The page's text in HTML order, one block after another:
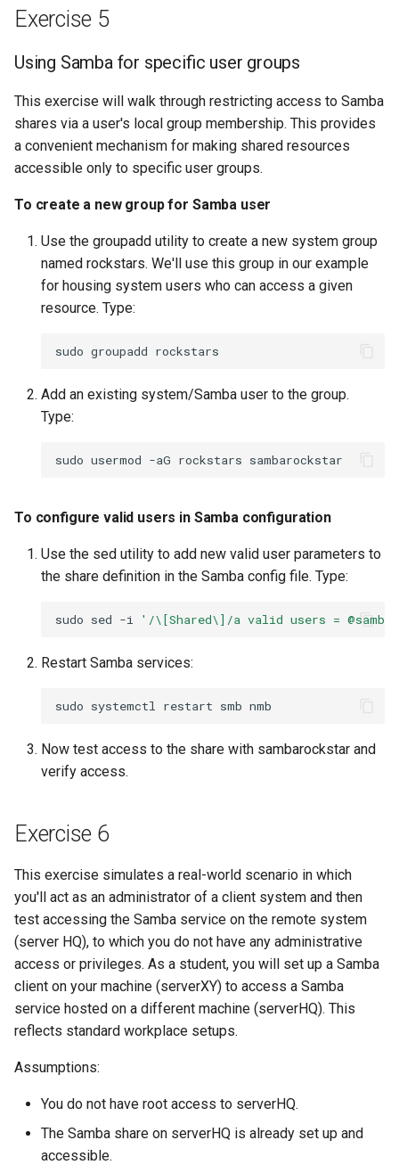
Exercise 5
Using Samba for specific user groups
This exercise will walk through restricting access to Samba
shares via a user's local group membership. This provides
a convenient mechanism for making shared resources
accessible only to specific user groups.
To create a new group for Samba user
Use the groupadd utility to create a new system group
named rockstars. We'll use this group in our example
for housing system users who can access a given
resource. Type:
sudo groupadd
Add an existing system/Samba user to the group.
Type:
sudo usermod -aG rockstars
To configure valid users in Samba configuration
Use the sed utility to add new valid user parameters to
the share definition in the Samba config file. Type:
sudo sed -i '/\[Shared\]/a valid users =
Restart Samba services:
sudo systemctl restart smb
Now test access to the share with sambarockstar and
verify access.
Exercise 6
This exercise simulates a real-world scenario in which
you'll act as an administrator of a client system and then
test accessing the Samba service on the remote system
(server HQ), to which you do not have any administrative
access or privileges. As a student, you will set up a Samba
client on your machine (serverXY) to access a Samba
service hosted on a different machine (serverHQ). This
reflects standard workplace setups.
Assumptions:
You do not have root access to serverHQ.
The Samba share on serverHQ is already set up and
accessible.